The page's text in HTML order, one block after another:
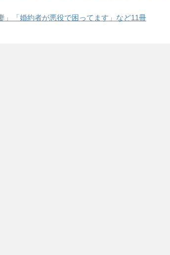
」「婚約者が悪役で困ってます」など11冊